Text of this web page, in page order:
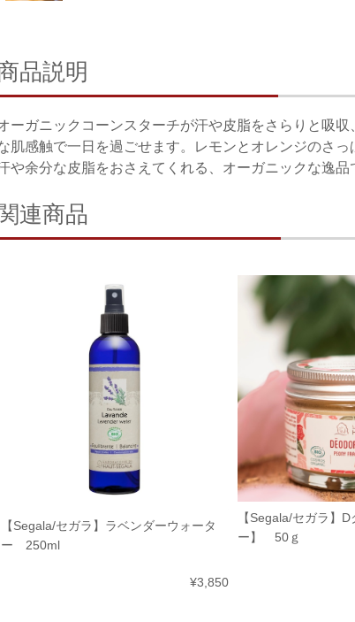
品説明
ーガニックコーンスターチが汗や皮脂をさらりと吸
肌感触で一日を過ごせます。レモンとオレンジのさ
や余分な皮脂をおさえてくれる、オーガニックな逸品
連商品
【Segala/セガラ】ラベンダーウォータ
ー 250ml
¥3,850
【Segala/セガラ】
ー】 50ｇ